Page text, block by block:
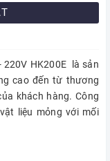
220V HK200E là sản
cao đến từ thương
khách hàng. Công
liệu mỏng với mối